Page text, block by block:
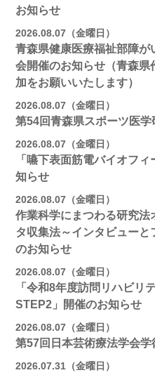
お知らせ
2026.08.07（金曜日）
青森県健康医療福祉部障
会開催のお知らせ（青森
加をお願いいたします）
2026.08.07（金曜日）
第54回青森県スポーツ医
2026.08.07（金曜日）
「嚥下表面筋電バイオフ
知らせ
2026.08.07（金曜日）
作業科学にまつわる研究
タ収集法～インタビュー
のお知らせ
2026.08.07（金曜日）
「令和8年度訪問リハビリ
STEP2」開催のお知らせ
2026.08.07（金曜日）
第57回日本芸術療法学会
2026.07.31（金曜日）